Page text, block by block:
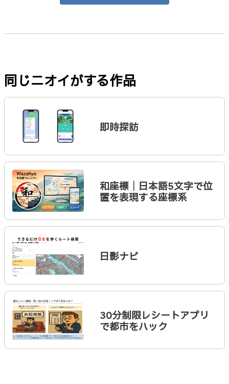
同じニオイがする作品
即時探訪
和座標｜日本語5文字で位
置を表現する座標系
日影ナビ
30分制限レシートアプリ
で都市をハック